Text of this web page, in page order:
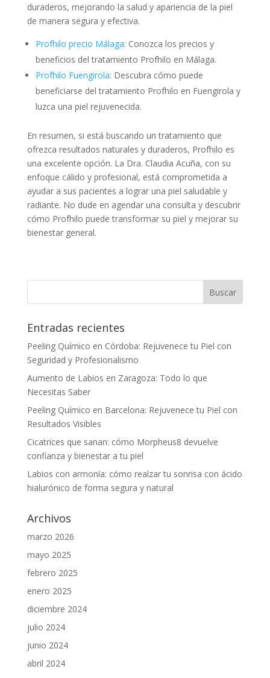
duraderos, mejorando la salud y apariencia de la piel
de manera segura y efectiva.
Profhilo precio Málaga: Conozca los precios y
beneficios del tratamiento Profhilo en Málaga.
Profhilo Fuengirola: Descubra cómo puede
beneficiarse del tratamiento Profhilo en Fuengirola y
luzca una piel rejuvenecida.
En resumen, si está buscando un tratamiento que
ofrezca resultados naturales y duraderos, Profhilo es
una excelente opción. La Dra. Claudia Acuña, con su
enfoque cálido y profesional, está comprometida a
ayudar a sus pacientes a lograr una piel saludable y
radiante. No dude en agendar una consulta y descubrir
cómo Profhilo puede transformar su piel y mejorar su
bienestar general.
Entradas recientes
Peeling Químico en Córdoba: Rejuvenece tu Piel con
Seguridad y Profesionalismo
Aumento de Labios en Zaragoza: Todo lo que
Necesitas Saber
Peeling Químico en Barcelona: Rejuvenece tu Piel con
Resultados Visibles
Cicatrices que sanan: cómo Morpheus8 devuelve
confianza y bienestar a tu piel
Labios con armonía: cómo realzar tu sonrisa con ácido
hialurónico de forma segura y natural
Archivos
marzo 2026
mayo 2025
febrero 2025
enero 2025
diciembre 2024
julio 2024
junio 2024
abril 2024